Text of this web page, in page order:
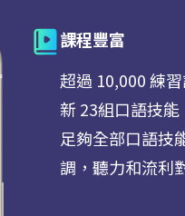
課程豐富
超過 10,000 練
新 23組口語技能
足夠全部口語技
調，聽力和流利